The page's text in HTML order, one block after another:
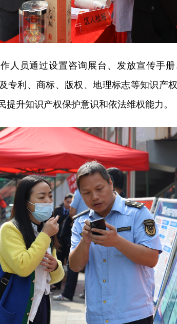
人员通过设置咨询展台、发放宣传手
专利、商标、版权、地理标志等知识产
提升知识产权保护意识和依法维权能力。